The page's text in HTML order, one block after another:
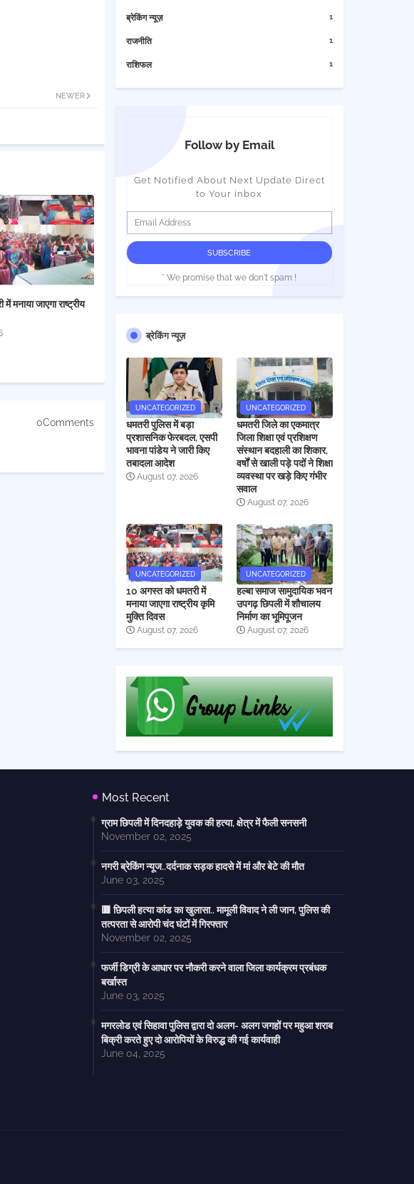
NEWER
मनाया जाएगा राष्ट्रीय
0Comments
ब्रेकिंग न्यूज़ 1
राजनीति 1
राशिफल 1
Follow by Email
Get Notified About Next Update Direct
to Your inbox
* We promise that we don't spam !
ब्रेकिंग न्यूज़
UNCATEGORIZED
धमतरी पुलिस में बड़ा
प्रशासनिक फेरबदल, एसपी
भावना पांडेय ने जारी किए
तबादला आदेश
August 07, 2026
UNCATEGORIZED
धमतरी जिले का एकमात्र
जिला शिक्षा एवं प्रशिक्षण
संस्थान बदहाली का शिकार,
वर्षों से खाली पड़े पदों ने शिक्षा
व्यवस्था पर खड़े किए गंभीर
सवाल
August 07, 2026
UNCATEGORIZED
10 अगस्त को धमतरी में
मनाया जाएगा राष्ट्रीय कृमि
मुक्ति दिवस
August 07, 2026
UNCATEGORIZED
हल्बा समाज सामुदायिक भवन
उपगढ़ छिपली में शौचालय
निर्माण का भूमिपूजन
August 07, 2026
Most Recent
ग्राम छिपली में दिनदहाड़े युवक की हत्या, क्षेत्र में फैली सनसनी
November 02, 2025
नगरी ब्रेकिंग न्यूज..दर्दनाक सड़क हादसे में मां और बेटे की मौत
June 03, 2025
🟥 छिपली हत्या कांड का खुलासा.. मामूली विवाद ने ली जान, पुलिस की
तत्परता से आरोपी चंद घंटों में गिरफ्तार
November 02, 2025
फर्जी डिग्री के आधार पर नौकरी करने वाला जिला कार्यक्रम प्रबंधक
बर्खास्त
June 03, 2025
मगरलोड एवं सिहावा पुलिस द्वारा दो अलग- अलग जगहों पर महुआ शराब
बिक्री करते हुए दो आरोपियों के विरुद्ध की गई कार्यवाही
June 04, 2025